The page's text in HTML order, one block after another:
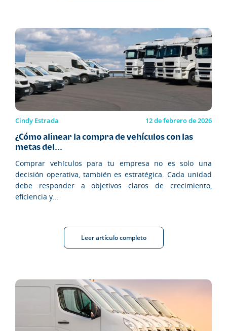
Cindy Estrada 12 de febrero de 2026
¿Cómo alinear la compra de vehículos con las
metas del...
Comprar vehículos para tu empresa no es solo una
decisión operativa, también es estratégica. Cada unidad
debe responder a objetivos claros de crecimiento,
eficiencia y...
Leer artículo completo